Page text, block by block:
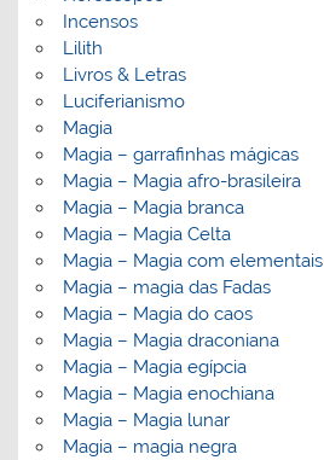
Incensos
Lilith
Livros & Letras
Luciferianismo
Magia
Magia – garrafinhas mágicas
Magia – Magia afro-brasileira
Magia – Magia branca
Magia – Magia Celta
Magia – Magia com elementais
Magia – magia das Fadas
Magia – Magia do caos
Magia – Magia draconiana
Magia – Magia egípcia
Magia – Magia enochiana
Magia – Magia lunar
Magia – magia negra